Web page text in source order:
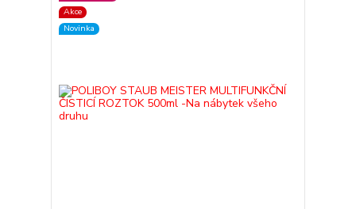
Akce
Novinka